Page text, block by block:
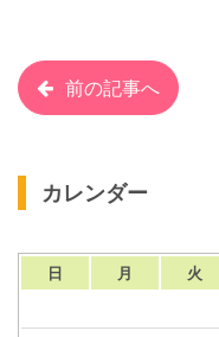
前の記事へ
カレンダー
日 月 火